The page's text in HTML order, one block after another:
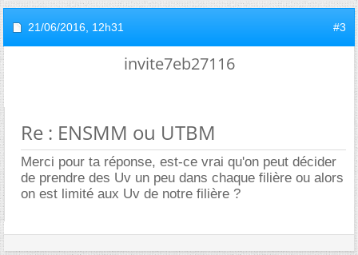
21/06/2016, 12h31 #3
invite7eb27116
Re : ENSMM ou UTBM
Merci pour ta réponse, est-ce vrai qu'on peut décider
de prendre des Uv un peu dans chaque filière ou alors
on est limité aux Uv de notre filière ?